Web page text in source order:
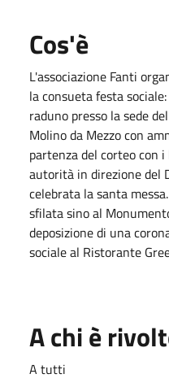
Cos'è
L'associazione Fanti
la consueta festa
raduno presso la sede
Molino da Mezzo con
partenza del corteo con
autorità in direzione del
celebrata la santa
sfilata sino al
deposizione di una
sociale al Ristorante
A chi è
A tutti